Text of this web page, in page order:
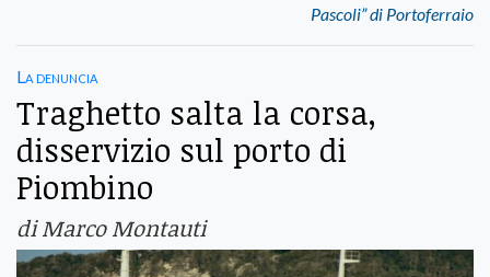
Pascoli” di Portoferraio
La denuncia
Traghetto salta la corsa,
disservizio sul porto di
Piombino
di Marco Montauti